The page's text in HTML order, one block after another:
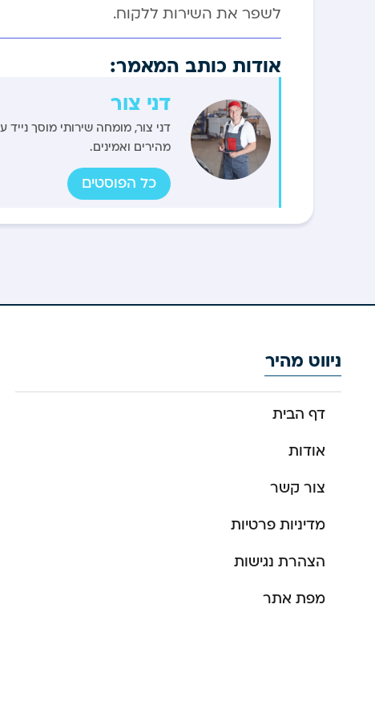
לשפר את השירות ללקוח.
אודות כותב המאמר:
דני צור
מהירים ואמינים.
כל הפוסטים
ניווט מהיר
דף הבית
אודות
צור קשר
מדיניות פרטיות
הצהרת נגישות
מפת אתר